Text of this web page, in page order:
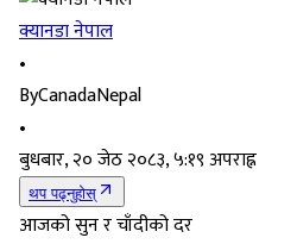
क्यानडा नेपाल
•
ByCanadaNepal
•
बुधबार, २० जेठ २०८३, ५:१९ अपराह्न
थप पढ्नुहोस्
आजको सुन र चाँदीको दर